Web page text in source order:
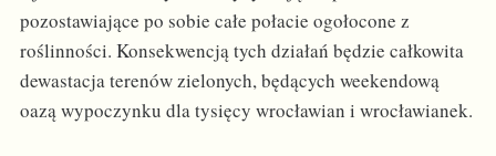
pozostawiające po sobie całe połacie ogołocone z
roślinności. Konsekwencją tych działań będzie całkowita
dewastacja terenów zielonych, będących weekendową
oazą wypoczynku dla tysięcy wrocławian i wrocławianek.